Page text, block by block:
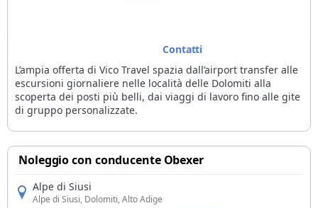
Contatti
L’ampia offerta di Vico Travel spazia dall’airport transfer alle
escursioni giornaliere nelle località delle Dolomiti alla
scoperta dei posti più belli, dai viaggi di lavoro fino alle gite
di gruppo personalizzate.
Noleggio con conducente Obexer
Alpe di Siusi
Alpe di Siusi, Dolomiti, Alto Adige